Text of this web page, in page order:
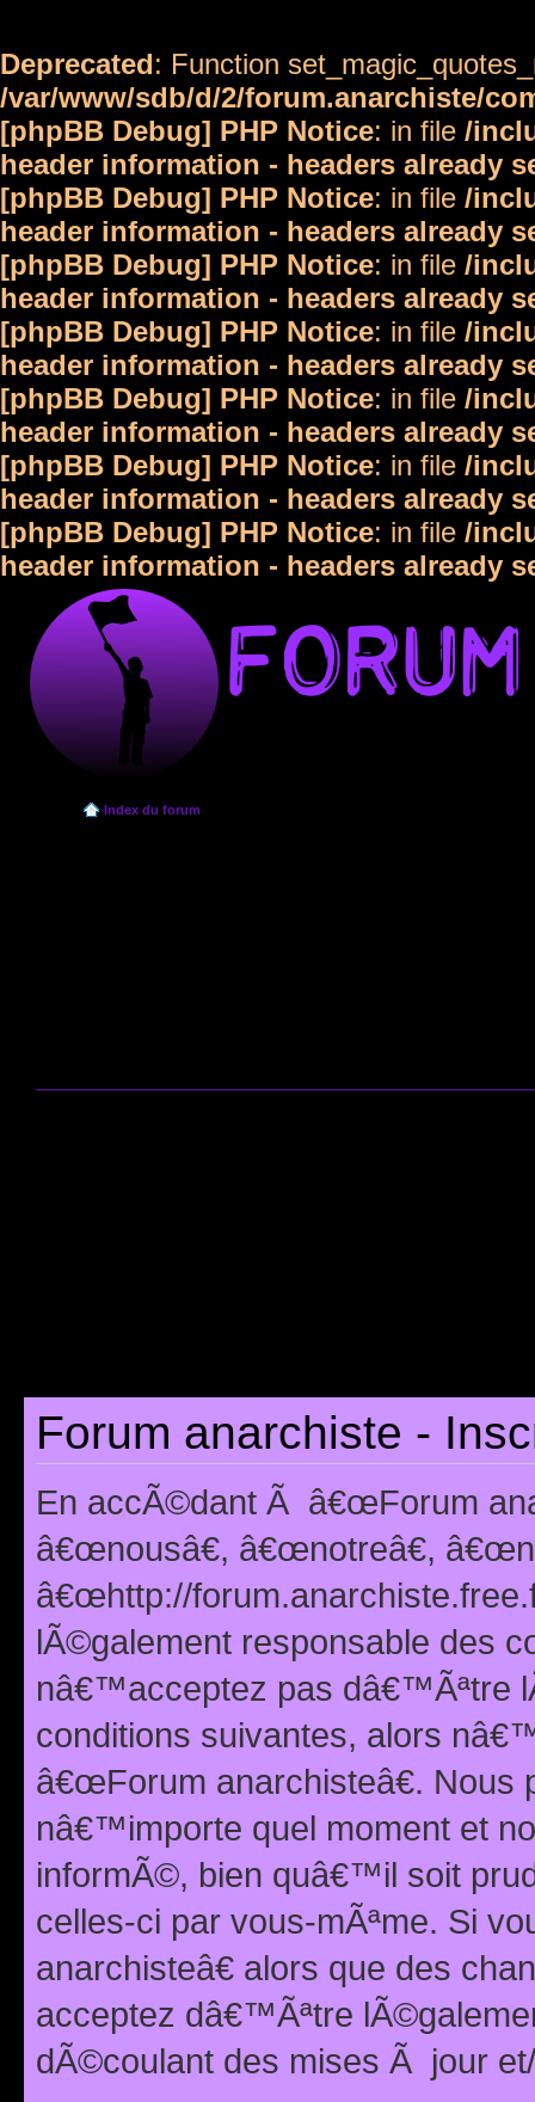
Deprecated: Function
/var/www/sdb/d/2/forum.anarchiste/
[phpBB Debug] PHP Notice: in file /
header information - headers already
[phpBB Debug] PHP Notice: in file /
header information - headers already
[phpBB Debug] PHP Notice: in file /
header information - headers already
[phpBB Debug] PHP Notice: in file /
header information - headers already
[phpBB Debug] PHP Notice: in file /
header information - headers already
[phpBB Debug] PHP Notice: in file /
header information - headers already
[phpBB Debug] PHP Notice: in file /
header information - headers already
Index du forum
Forum anarchiste -
En accÃ©dant Ã â€œForum
â€œnousâ€, â€œnotreâ€,
â€œhttp://
lÃ©galement responsable des
nâ€™acceptez pas dâ€™Ãªtre
conditions suivantes, alors
â€œForum anarchisteâ€.
nâ€™importe quel moment et
informÃ©, bien quâ€™il soit
celles-ci par vous-mÃªme. Si
anarchisteâ€ alors que des
acceptez dâ€™Ãªtre
dÃ©coulant des mises Ã jour